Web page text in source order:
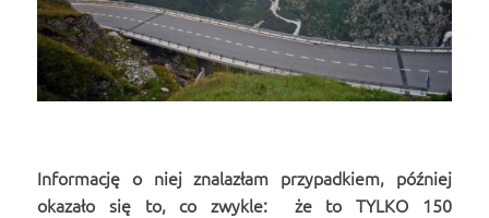
Informację o niej znalazłam przypadkiem, później
okazało się to, co zwykle: że to TYLKO 150